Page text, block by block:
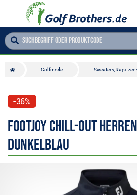
Golfmode Sweaters,
-36%
FootJoy Chill-Out
dunkelblau